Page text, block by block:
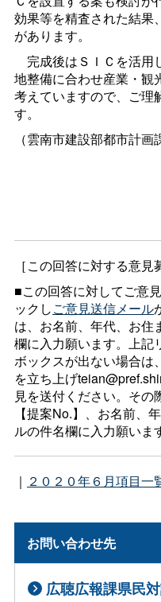
効果等を精査された結果
があります。
完成後はＳＩＣを活用
地整備に合わせ産業・観
考えていますので、ご理
す。
（雲南市建設部都市計画
［この回答に対する意見
■この回答に対してご意
ックしご意見送信メール
は、お名前、年代、お住
欄に入力願います。上記
ボックスが出ない場合は
を立ち上げ
見を送付ください。そ
【提案No.】、お名前、
ルの件名欄に入力願いま
｜ ２０２０年６月項目一
お問い合わせ先
広聴広報課県民